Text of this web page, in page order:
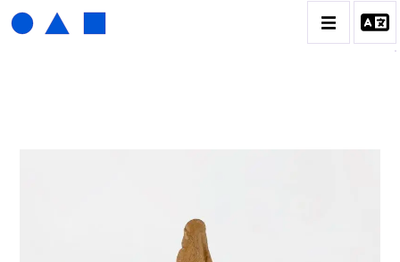
CATALOGUE DES OEUVRES